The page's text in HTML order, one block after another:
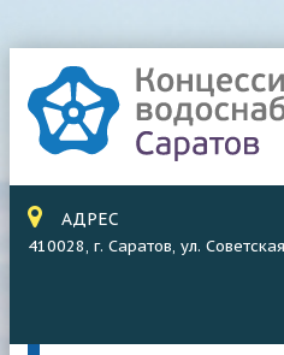
АДРЕС
410028, г. Саратов, ул.